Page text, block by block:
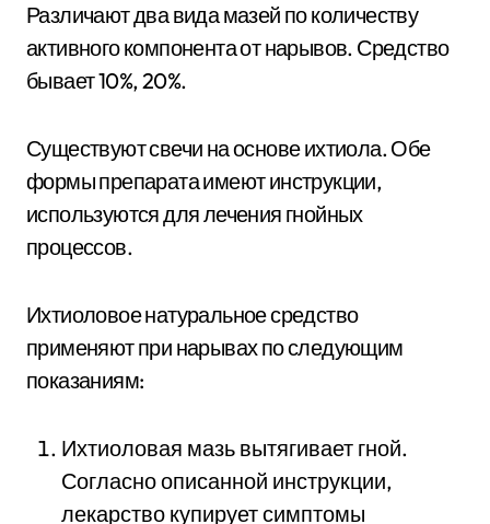
Различают два вида мазей по количеству
активного компонента от нарывов. Средство
бывает 10%, 20%.
Существуют свечи на основе ихтиола. Обе
формы препарата имеют инструкции,
используются для лечения гнойных
процессов.
Ихтиоловое натуральное средство
применяют при нарывах по следующим
показаниям:
Ихтиоловая мазь вытягивает гной.
Согласно описанной инструкции,
лекарство купирует симптомы